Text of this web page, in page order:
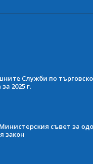
Служби по
2025 г.
съвет за
закон